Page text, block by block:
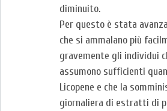
diminuito.
Per questo è stata
che si ammalano più
gravemente gli individui
assumono sufficienti
Licopene e che la
giornaliera di estratti di